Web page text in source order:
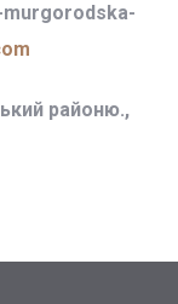
районю.,